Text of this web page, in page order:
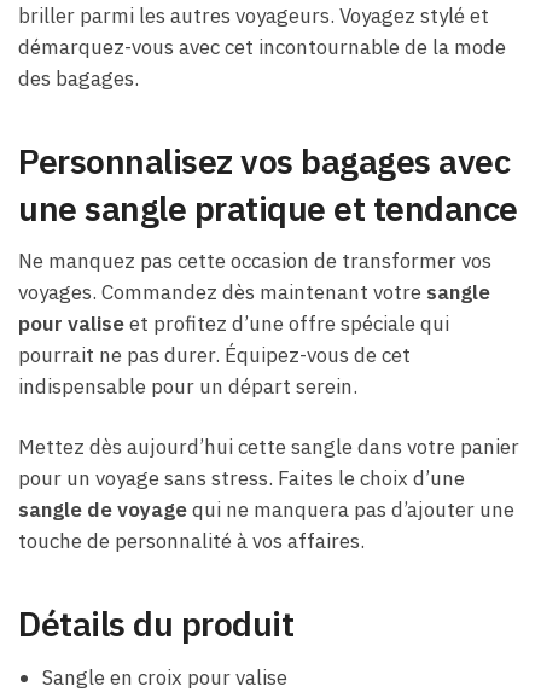
briller parmi les autres voyageurs. Voyagez stylé et
démarquez-vous avec cet incontournable de la mode
des bagages.
Personnalisez vos bagages avec
une sangle pratique et tendance
Ne manquez pas cette occasion de transformer vos
voyages. Commandez dès maintenant votre sangle
pour valiseet profitez d’une offre spéciale qui
pourrait ne pas durer. Équipez-vous de cet
indispensable pour un départ serein.
Mettez dès aujourd’hui cette sangle dans votre panier
pour un voyage sans stress. Faites le choix d’une
sangle de voyagequi ne manquera pas d’ajouter une
touche de personnalité à vos affaires.
Détails du produit
Sangle en croix pour valise